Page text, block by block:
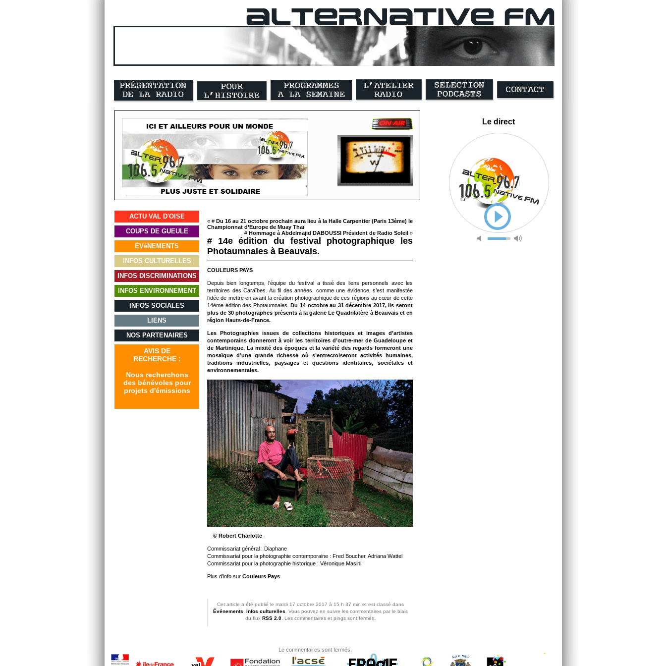
Le direct
ACTU VAL D'OISE
COUPS DE GUEULE
ÉVéNEMENTS
INFOS CULTURELLES
INFOS DISCRIMINATIONS
INFOS ENVIRONNEMENT
INFOS SOCIALES
LIENS
NOS PARTENAIRES
AVIS DE
RECHERCHE :
Nous recherchons
des bénévoles pour
projets d'émissions
« # Du 16 au 21 octobre prochain aura lieu à la Halle Carpentier (Paris 13ème) le
Championnat d’Europe de Muay Thaï
# Hommage à Abdelmajid DABOUSSI Président de Radio Soleil »
# 14e édition du festival photographique les
Photaumnales à Beauvais.
COULEURS PAYS
Depuis bien longtemps, l’équipe du festival a tissé des liens personnels avec les
territoires des Caraïbes. Au fil des années, comme une évidence, s’est manifestée
l’idée de mettre en avant la création photographique de ces régions au cœur de cette
14ème édition des Photaumnales.Du 14 octobre au 31 décembre 2017, ils seront
plus de 30 photographes présents à la galerie Le Quadrilatère à Beauvais et en
région Hauts-de-France.
Les Photographies issues de collections historiques et images d’artistes
contemporains donneront à voir les territoires d’outre-mer de Guadeloupe et
de Martinique. La mixité des époques et la variété des regards formeront une
mosaïque d’une grande richesse où s’entrecroiseront activités humaines,
traditions industrielles, paysages et questions identitaires, sociétales et
environnementales.
© Robert Charlotte
Commissariat général : Diaphane
Commissariat pour la photographie contemporaine : Fred Boucher, Adriana Wattel
Commissariat pour la photographie historique : Véronique Masini
Plus d’info sur Couleurs Pays
Cet article a été publié le mardi 17 octobre 2017 à 15 h 37 min et est classé dans
Événements
Infos culturelles . Vous pouvez en suivre les commentaires par le biais
du flux RSS 2.0. Les commentaires et pings sont fermés.
Le commentaires sont fermés.